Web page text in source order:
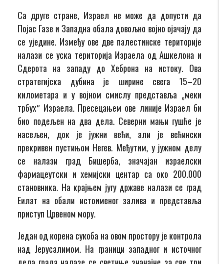
Са друге стране, Израел не може да допусти да
Појас Газе и Западна обала довољно војно ојачају да
се уједине. Између ове две палестинске територије
налази се уска територија Израела од Ашкелона и
Сдерота на западу до Хеброна на истоку. Ова
стратегијска дубина је ширине свега 15–20
километара и у војном смислу представља „меки
трбухˮ Израела. Пресецањем ове линије Израел би
био подељен на два дела. Северни мањи гушће је
насељен, док је јужни већи, али је већински
прекривен пустињом Негев. Међутим, у јужном делу
се налази град Бишерба, значајан израелски
фармацеутски и хемијски центар са око 200.000
становника. На крајњем југу државе налази се град
Еилат на обали истоименог залива и представља
приступ Црвеном мору.
Један од корена сукоба на овом простору је контрола
над Јерусалимом. На граници западног и источног